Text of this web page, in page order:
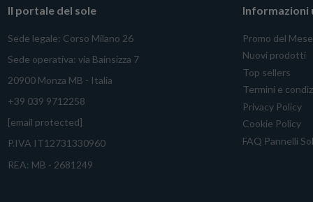
Il portale del sole
Sede legale: Corso Milano 26
Sede operativa: via Bainsizza 7
20900 Monza MB - Italia
+39 039 9712258
[email protected]
P.IVA IT12731330960
REA: MB - 2681249
Informazioni
Promo del Mese
Nuovi prodotti
Top sellers
Termini e
Privacy Policy
Cookie Policy
FAQ Pannelli